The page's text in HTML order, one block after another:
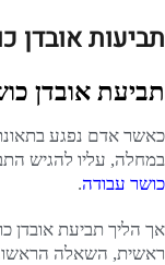
תביעות אובדן
תביעת אובדן
כאשר אדם נפגע
במחלה, עליו להגיש
כושר עבודה.
אך הליך תביעת אובדן
ראשית, השאלה